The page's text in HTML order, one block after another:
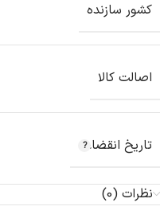
کشور سازنده
اصالت کالا
تاریخ انقضاء
نظرات (0)